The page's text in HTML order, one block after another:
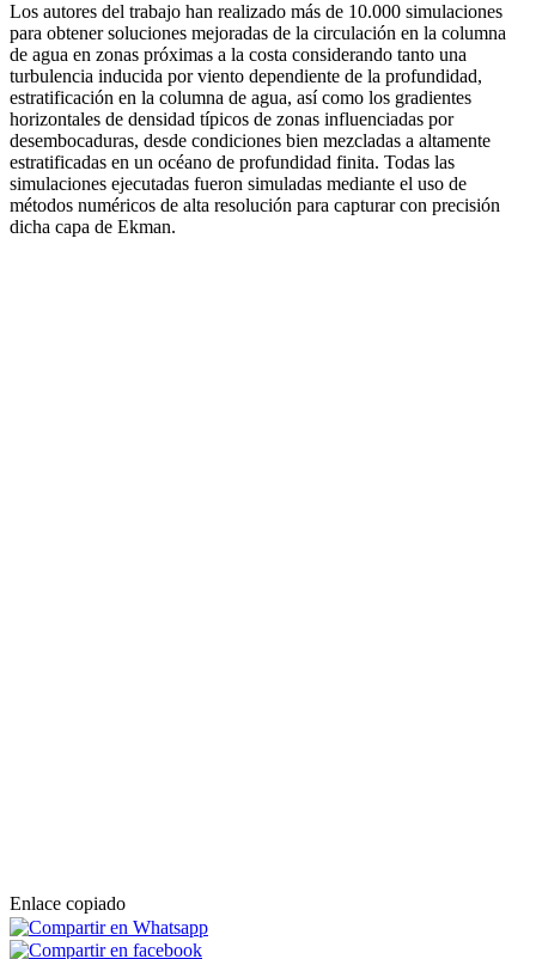
Los autores del trabajo han realizado más de 10.000 simulaciones
para obtener soluciones mejoradas de la circulación en la columna
de agua en zonas próximas a la costa considerando tanto una
turbulencia inducida por viento dependiente de la profundidad,
estratificación en la columna de agua, así como los gradientes
horizontales de densidad típicos de zonas influenciadas por
desembocaduras, desde condiciones bien mezcladas a altamente
estratificadas en un océano de profundidad finita. Todas las
simulaciones ejecutadas fueron simuladas mediante el uso de
métodos numéricos de alta resolución para capturar con precisión
dicha capa de Ekman.
Enlace copiado